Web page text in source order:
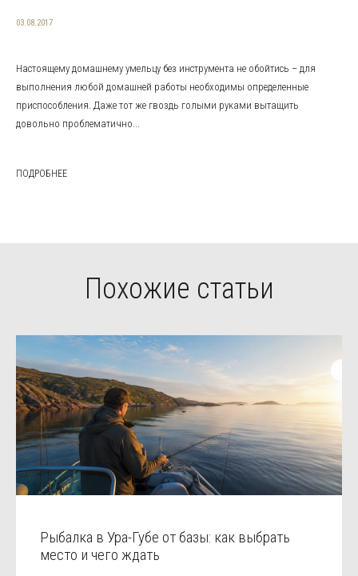
03.08.2017
Настоящему домашнему умельцу без инструмента не обойтись – для
выполнения любой домашней работы необходимы определенные
приспособления. Даже тот же гвоздь голыми руками вытащить
довольно проблематично...
ПОДРОБНЕЕ
Похожие статьи
Рыбалка в Ура-Губе от базы: как выбрать
место и чего ждать